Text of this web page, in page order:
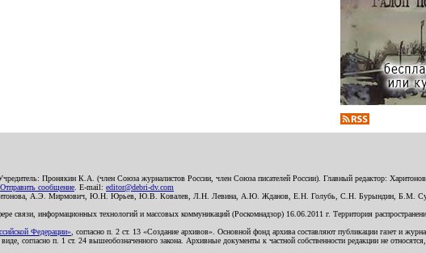
Пронякин К.А. (член Союза журналистов России, член Союза писателей России). Главный редактор:
Отправить сообщение . E-mail: editor@debri-dv.com
Харитонова, А.Э. Мирмович, Ю.Н. Юрьев, Ю.В. Ковалев, Л.Н. Левина, А.Ю. Жданов, Е.Н. Голубь, С.Н. Бурындин, Б.М.
связи, информационных технологий и массовых коммуникаций (Роскомнадзор) 16.06.2011 г. Территория
Федерации» , согласно п. 2 ст. 13 «Создание архивов». Основной фонд архива составляют публикации газет и
согласно п. 1 ст. 24 вышеобозначенного закона. Архивные документы к частной собственности редакции не